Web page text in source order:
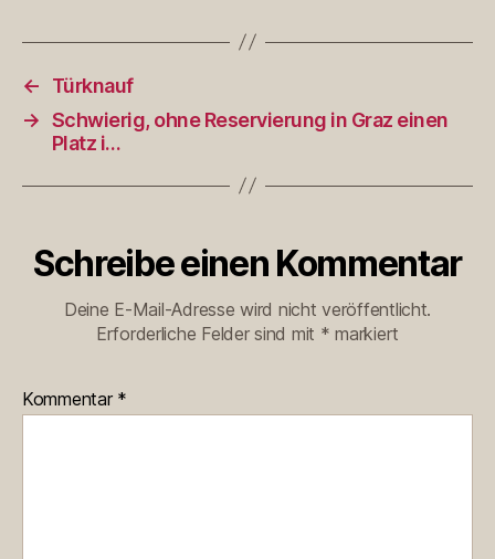
←
Türknauf
→ Schwierig, ohne Reservierung in Graz einen
Platz i…
Schreibe einen Kommentar
Deine E-Mail-Adresse wird nicht veröffentlicht.
Erforderliche Felder sind mit * markiert
Kommentar *